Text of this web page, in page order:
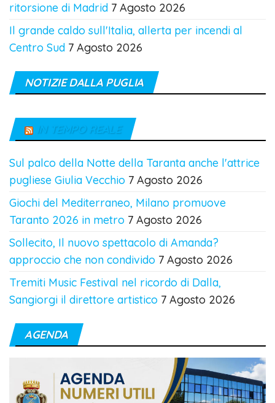
ritorsione di Madrid 7 Agosto 2026
Il grande caldo sull'Italia, allerta per incendi al
Centro Sud 7 Agosto 2026
NOTIZIE DALLA PUGLIA
IN TEMPO REALE
Sul palco della Notte della Taranta anche l'attrice
pugliese Giulia Vecchio 7 Agosto 2026
Giochi del Mediterraneo, Milano promuove
Taranto 2026 in metro 7 Agosto 2026
Sollecito, Il nuovo spettacolo di Amanda?
approccio che non condivido 7 Agosto 2026
Tremiti Music Festival nel ricordo di Dalla,
Sangiorgi il direttore artistico 7 Agosto 2026
AGENDA